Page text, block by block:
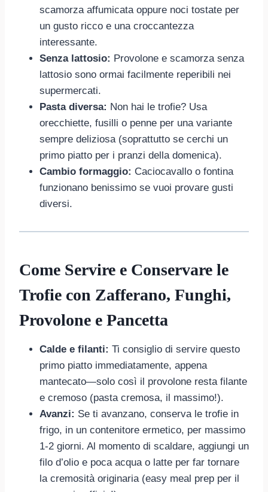
scamorza affumicata oppure noci tostate per
un gusto ricco e una croccantezza
interessante.
Senza lattosio: Provolone e scamorza senza
lattosio sono ormai facilmente reperibili nei
supermercati.
Pasta diversa: Non hai le trofie? Usa
orecchiette, fusilli o penne per una variante
sempre deliziosa (soprattutto se cerchi un
primo piatto per i pranzi della domenica).
Cambio formaggio: Caciocavallo o fontina
funzionano benissimo se vuoi provare gusti
diversi.
Come Servire e Conservare le
Trofie con Zafferano, Funghi,
Provolone e Pancetta
Calde e filanti: Ti consiglio di servire questo
primo piatto immediatamente, appena
mantecato—solo così il provolone resta filante
e cremoso (pasta cremosa, il massimo!).
Avanzi: Se ti avanzano, conserva le trofie in
frigo, in un contenitore ermetico, per massimo
1-2 giorni. Al momento di scaldare, aggiungi un
filo d’olio e poca acqua o latte per far tornare
la cremosità originaria (easy meal prep per il